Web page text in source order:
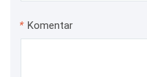
* Komentar